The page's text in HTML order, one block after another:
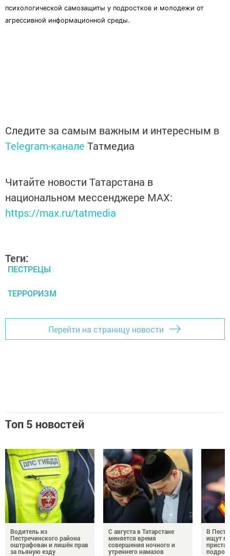
психологической самозащиты у подростков и молодежи от
агрессивной информационной среды.
Следите за самым важным и интересным в
Telegram-канале Татмедиа
Читайте новости Татарстана в
национальном мессенджере MАХ:
https://max.ru/tatmedia
Теги:
ПЕСТРЕЦЫ
ТЕРРОРИЗМ
Перейти на страницу новости
Топ 5 новостей
Водитель из
Пестречинского района
оштрафован и лишён прав
за пьяную езду
С августа в Татарстане
меняется время
совершения ночного и
утреннего намазов
В
ищут